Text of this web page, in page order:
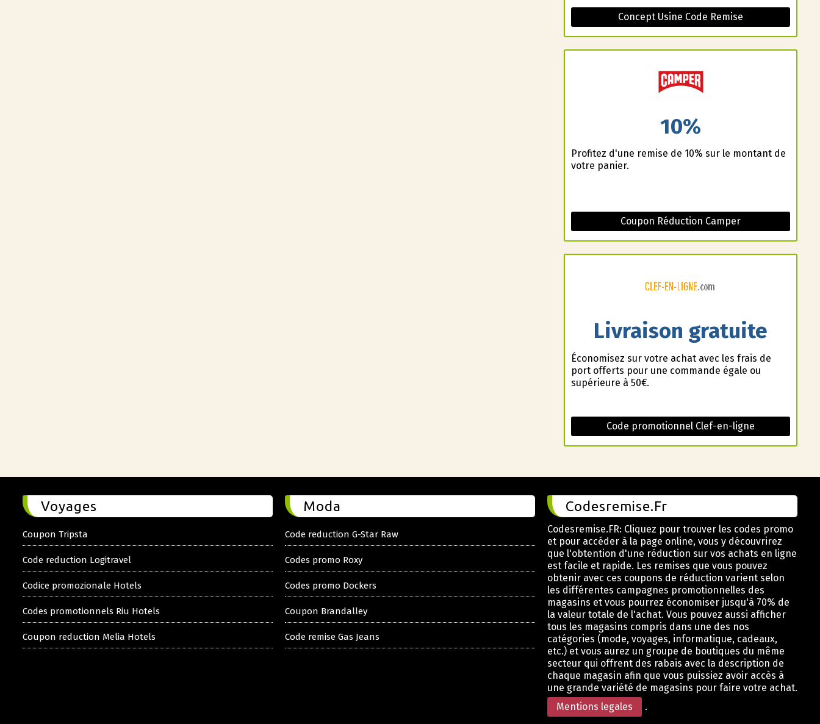
Concept Usine Code Remise
10%
Profitez d'une remise de 10% sur le montant de
votre panier.
Coupon Réduction Camper
Livraison gratuite
Économisez sur votre achat avec les frais de
port offerts pour une commande égale ou
supérieure à 50€.
Code promotionnel Clef-en-ligne
Voyages
Coupon Tripsta
Code reduction Logitravel
Codice promozionale Hotels
Codes promotionnels Riu Hotels
Coupon reduction Melia Hotels
Moda
Code reduction G-Star Raw
Codes promo Roxy
Codes promo Dockers
Coupon Brandalley
Code remise Gas Jeans
Codesremise.Fr
Codesremise.FR: Cliquez pour trouver les codes promo
et pour accéder à la page online, vous y découvrirez
que l'obtention d'une réduction sur vos achats en ligne
est facile et rapide. Les remises que vous pouvez
obtenir avec ces coupons de réduction varient selon
les différentes campagnes promotionnelles des
magasins et vous pourrez économiser jusqu'à 70% de
la valeur totale de l'achat. Vous pouvez aussi afficher
tous les magasins compris dans une des nos
catégories (mode, voyages, informatique, cadeaux,
etc.) et vous aurez un groupe de boutiques du même
secteur qui offrent des rabais avec la description de
chaque magasin afin que vous puissiez avoir accès à
une grande variété de magasins pour faire votre achat.
Mentions legales
.